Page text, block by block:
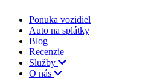
Ponuka vozidiel
Auto na splátky
Blog
Recenzie
Služby
O nás